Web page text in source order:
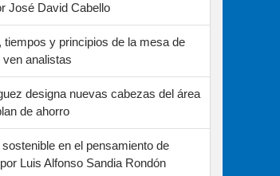
José David Cabello
tiempos y principios de la mesa de
ven analistas
designa nuevas cabezas del área
de ahorro
en el pensamiento de
Luis Alfonso Sandia Rondón